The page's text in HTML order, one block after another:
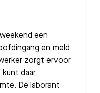
een
en meld
zorgt ervoor
daar
De laborant